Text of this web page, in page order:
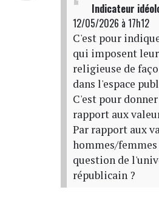
Indicateur
12/05/2026 à 17h12
C'est pour
qui imposent
religieuse de
dans l'espace
C'est pour
rapport aux
Par rapport aux
hommes/femmes
question de
républicain ?